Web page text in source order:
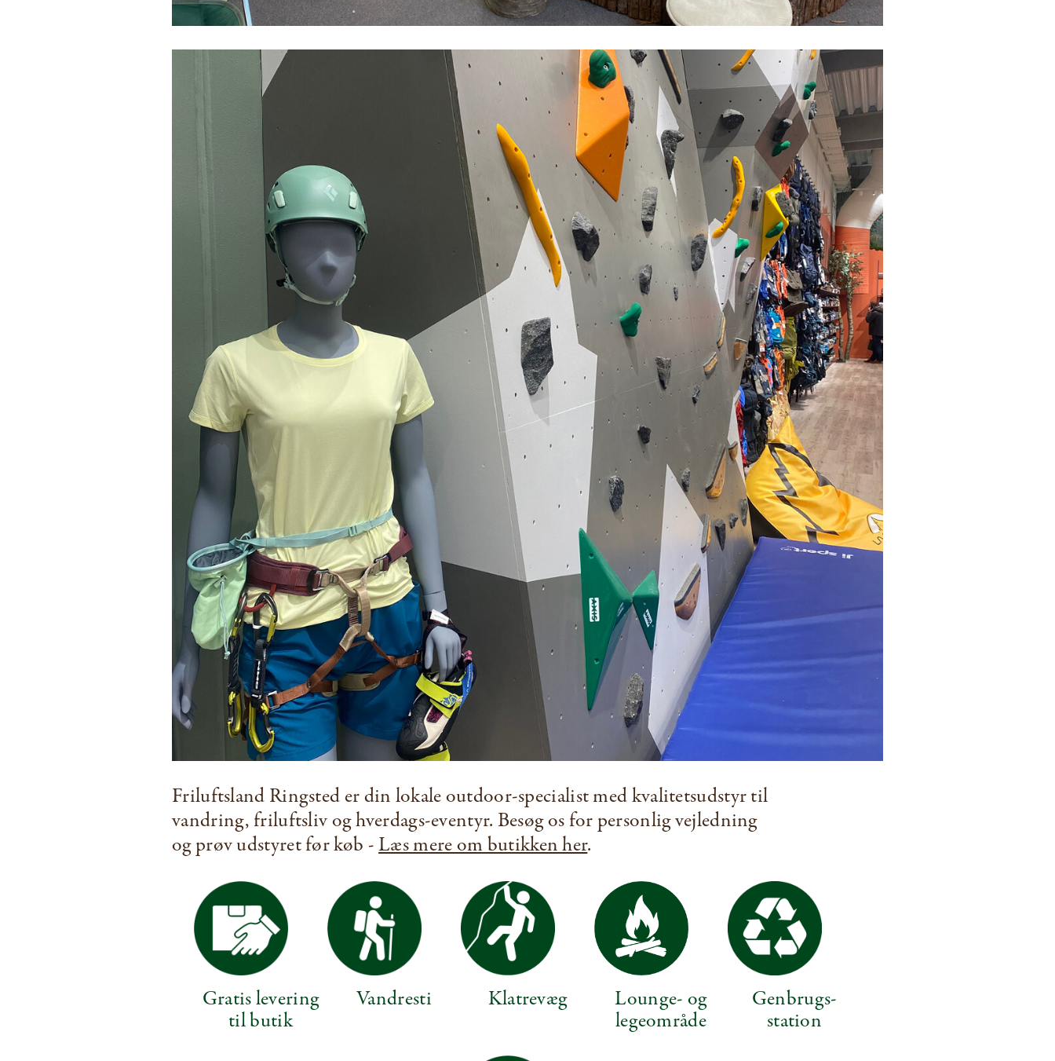
Friluftsland Ringsted er din lokale outdoor-specialist med kvalitetsudstyr til
vandring, friluftsliv og hverdags-eventyr. Besøg os for personlig vejledning
og prøv udstyret før køb -Læs mere om butikken her.
Gratis levering
til butik
Vandresti Klatrevæg Lounge- og
legeområde
Genbrugs­
station